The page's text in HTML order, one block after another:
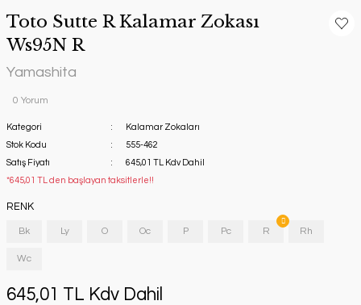
Toto Sutte R Kalamar Zokası
Ws95N R
Yamashita
0 Yorum
Kategori
Kalamar Zokaları
Stok Kodu
555-462
Satış Fiyatı
645,01 TL Kdv Dahil
*645,01 TL den başlayan taksitlerle!!
RENK
Bk Ly O Oc P Pc R Rh
Wc
645,01 TL Kdv Dahil